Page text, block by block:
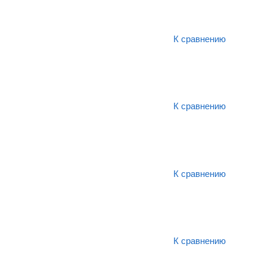
К сравнению
К сравнению
К сравнению
К сравнению